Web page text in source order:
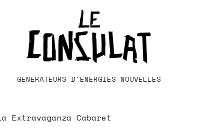
GÉNÉRATEURS D'ÉNERGIES NOUVELLES
Extravaganza Cabaret